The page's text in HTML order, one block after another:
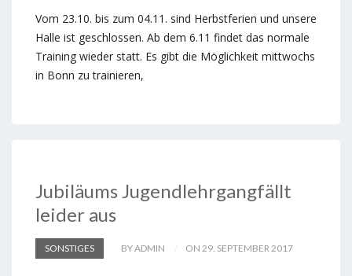
Vom 23.10. bis zum 04.11. sind Herbstferien und unsere
Halle ist geschlossen. Ab dem 6.11 findet das normale
Training wieder statt. Es gibt die Möglichkeit mittwochs
in Bonn zu trainieren,
Jubiläums Jugendlehrgangfällt
leider aus
SONSTIGES BY ADMIN ON 29. SEPTEMBER 2017